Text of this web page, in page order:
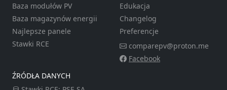
Baza modułów PV
Baza magazynów energii
Najlepsze panele
Stawki RCE
Edukacja
Changelog
Preferencje
comparepv@proton.me
Facebook
ŹRÓDŁA DANYCH